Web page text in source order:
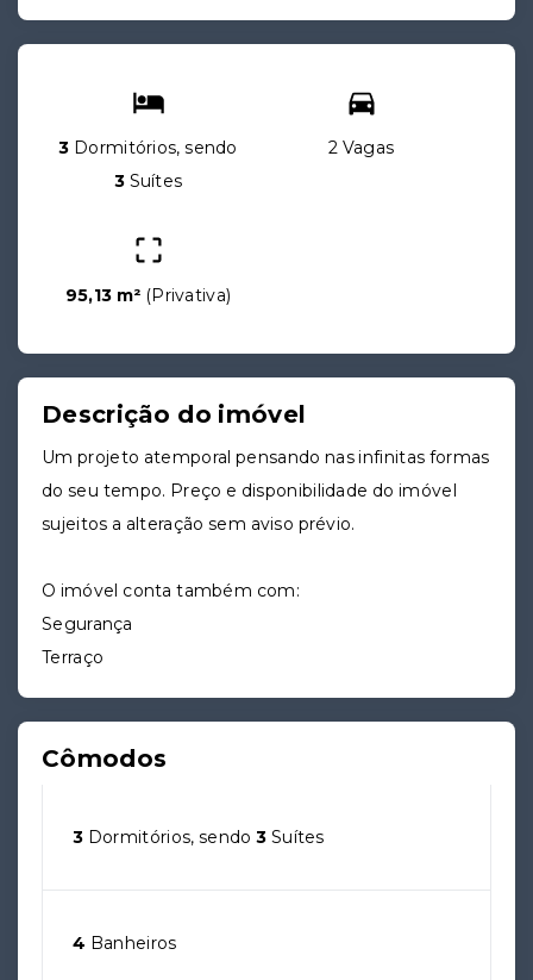
3 Dormitórios, sendo
3Suítes
2 Vagas
95,13 m² (Privativa)
Descrição do imóvel
Um projeto atemporal pensando nas infinitas formas
do seu tempo. Preço e disponibilidade do imóvel
sujeitos a alteração sem aviso prévio.
O imóvel conta também com:
Segurança
Terraço
Cômodos
3 Dormitórios, sendo3 Suítes
4 Banheiros